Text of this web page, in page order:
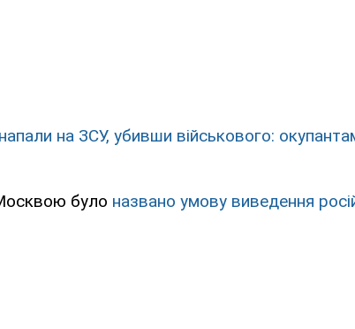
на ЗСУ, убивши військового:
було названо умову виведення